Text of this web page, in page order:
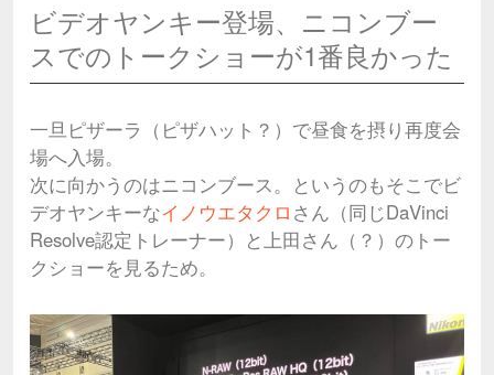
ビデオヤンキー登場、ニコンブー
スでのトークショーが1番良かった
一旦ピザーラ（ピザハット？）で昼食を摂り再度会
場へ入場。
次に向かうのはニコンブース。というのもそこでビ
デオヤンキーなイノウエタクロ さん（同じDaVinci
Resolve認定トレーナー）と上田さん（？）のトー
クショーを見るため。